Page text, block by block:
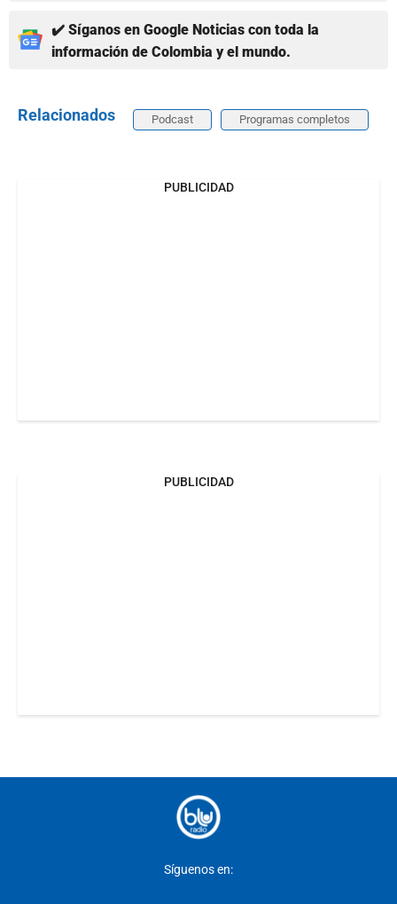
✔️ Síganos en Google Noticias con toda la
información de Colombia y el mundo.
Relacionados Podcast Programas completos
PUBLICIDAD
PUBLICIDAD
Síguenos en: